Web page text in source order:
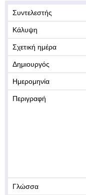
Συντελεστής
Κάλυψη
Σχετική ημέρα
Δημιουργός
Ημερομηνία
Περιγραφή
Γλώσσα